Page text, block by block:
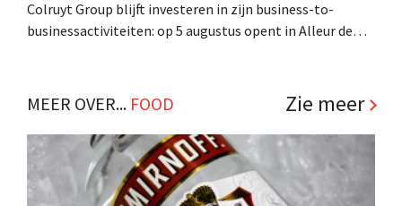
Colruyt Group blijft investeren in zijn business-to-
businessactiviteiten: op 5 augustus opent in Alleur de
klanten. .
MEER OVER... FOOD Zie meer